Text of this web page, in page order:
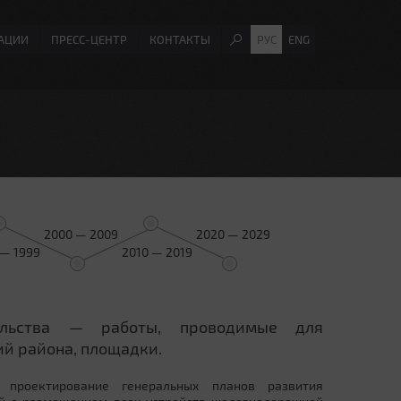
ПРЕСС-ЦЕНТР КОНТАКТЫ РУС ENG
1999
2000 — 2009
2010 — 2019
2020 — 2029
— работы, проводимые для
района, площадки.
генеральных планов развития